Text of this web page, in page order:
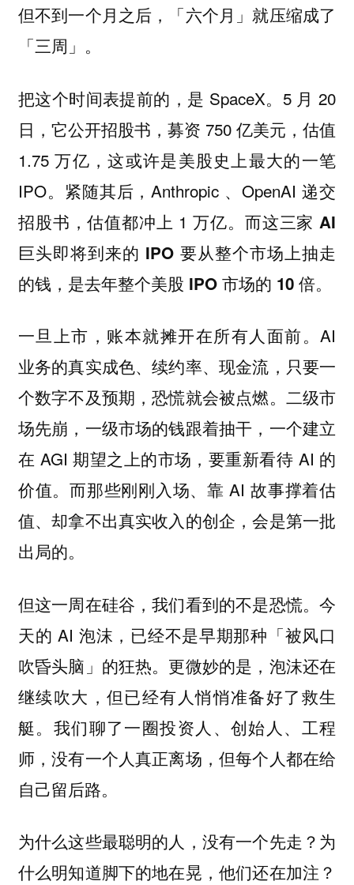
但不到一个月之后，「六个月」就压缩成了
「三周」。
把这个时间表提前的，是 SpaceX。5 月 20
日，它公开招股书，募资 750 亿美元，估值
1.75 万亿，这或许是美股史上最大的一笔
IPO。紧随其后，Anthropic 、OpenAI 递交
招股书，估值都冲上 1 万亿。 而这三家 AI
巨头即将到来的 IPO 要从整个市场上抽走
的钱，是去年整个美股 IPO 市场的 10 倍。
一旦上市，账本就摊开在所有人面前。AI
业务的真实成色、续约率、现金流，只要一
个数字不及预期，恐慌就会被点燃。二级市
场先崩，一级市场的钱跟着抽干，一个建立
在 AGI 期望之上的市场，要重新看待 AI 的
价值。而那些刚刚入场、靠 AI 故事撑着估
值、却拿不出真实收入的创企，会是第一批
出局的。
但这一周在硅谷，我们看到的不是恐慌。今
天的 AI 泡沫，已经不是早期那种「被风口
吹昏头脑」的狂热。更微妙的是，泡沫还在
继续吹大，但已经有人悄悄准备好了救生
艇。我们聊了一圈投资人、创始人、工程
师，没有一个人真正离场，但每个人都在给
自己留后路。
为什么这些最聪明的人，没有一个先走？为
什么明知道脚下的地在晃，他们还在加注？